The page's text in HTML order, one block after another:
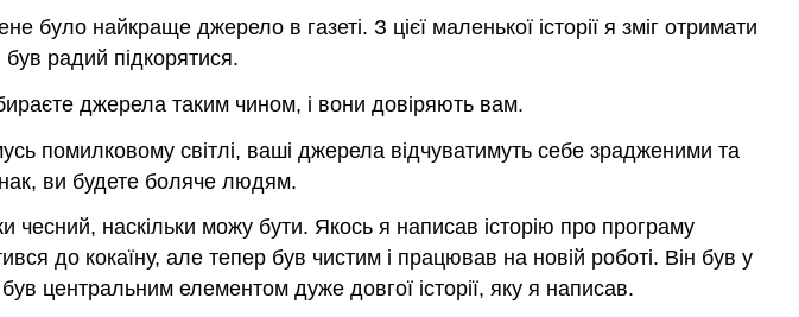
найкраще джерело в газеті. З цієї маленької історії я зміг отримати
радий підкорятися.
джерела таким чином, і вони довіряють вам.
помилковому світлі, ваші джерела відчуватимуть себе зрадженими та
ви будете боляче людям.
чесний, наскільки можу бути. Якось я написав історію про програму
до кокаїну, але тепер був чистим і працював на новій роботі. Він був у
центральним елементом дуже довгої історії, яку я написав.